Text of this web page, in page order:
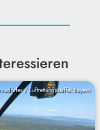
/ Luftrettungsstaffel Bayern